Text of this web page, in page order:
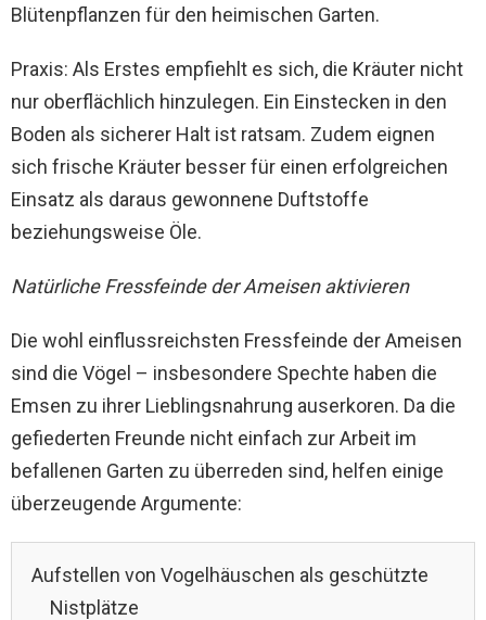
Blütenpflanzen für den heimischen Garten.
Praxis: Als Erstes empfiehlt es sich, die Kräuter nicht
nur oberflächlich hinzulegen. Ein Einstecken in den
Boden als sicherer Halt ist ratsam. Zudem eignen
sich frische Kräuter besser für einen erfolgreichen
Einsatz als daraus gewonnene Duftstoffe
beziehungsweise Öle.
Natürliche Fressfeinde der Ameisen aktivieren
Die wohl einflussreichsten Fressfeinde der Ameisen
sind die Vögel – insbesondere Spechte haben die
Emsen zu ihrer Lieblingsnahrung auserkoren. Da die
gefiederten Freunde nicht einfach zur Arbeit im
befallenen Garten zu überreden sind, helfen einige
überzeugende Argumente:
Aufstellen von Vogelhäuschen als geschützte
Nistplätze